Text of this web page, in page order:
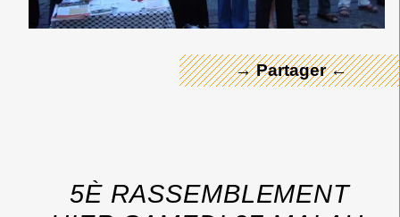
→ Partager ←
5È RASSEMBLEMENT